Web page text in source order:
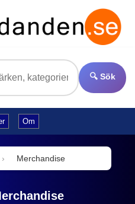
🔍 Sök
Om
› Merchandise